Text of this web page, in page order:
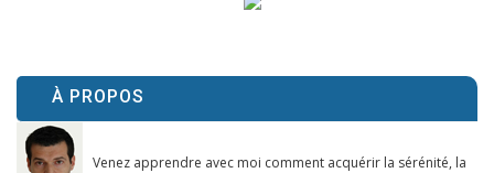
À PROPOS
Venez apprendre avec moi comment acquérir la sérénité, la